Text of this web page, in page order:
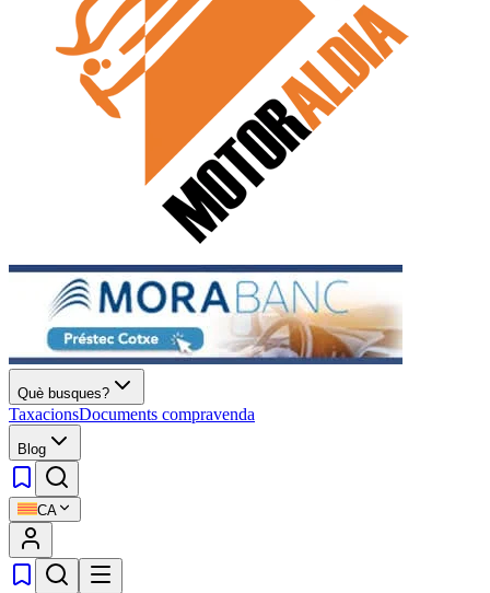
Què busques?
TaxacionsDocuments compravenda
Blog
CA